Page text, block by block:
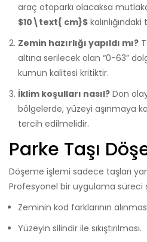
araç otoparkı olacaksa
$10\text{ cm}$
Zemin hazırlığı yapıldı mı?
altına serilecek olan “0-63”
kumun kalitesi kritiktir.
İklim koşulları nasıl? Don
bölgelerde, yüzeyi aşınmaya
tercih edilmelidir.
Parke Taşı
Döşeme işlemi sadece taşları
Profesyonel bir uygulama süreci
Zeminin kod farklarının
Yüzeyin silindir ile sıkıştırılması.